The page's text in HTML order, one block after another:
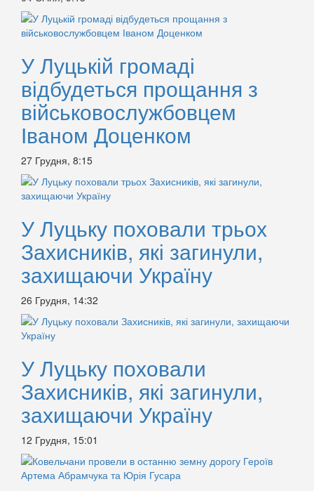
У Луцькій громаді
відбудеться прощання з
військовослужбовцем
Іваном Доценком
27 Грудня, 8:15
У Луцьку поховали трьох
Захисників, які загинули,
захищаючи Україну
26 Грудня, 14:32
У Луцьку поховали
Захисників, які загинули,
захищаючи Україну
12 Грудня, 15:01